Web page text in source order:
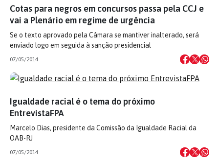
Cotas para negros em concursos passa pela CCJ e
vai a Plenário em regime de urgência
Se o texto aprovado pela Câmara se mantiver inalterado, será
enviado logo em seguida à sanção presidencial
07/05/2014
Igualdade racial é o tema do próximo
EntrevistaFPA
Marcelo Dias, presidente da Comissão da Igualdade Racial da
OAB-RJ
07/05/2014